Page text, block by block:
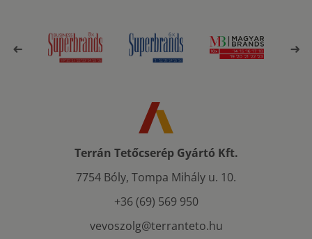
Terrán Tetőcserép Gyártó Kft.
7754 Bóly, Tompa Mihály u. 10.
+36 (69) 569 950
vevoszolg@terranteto.hu